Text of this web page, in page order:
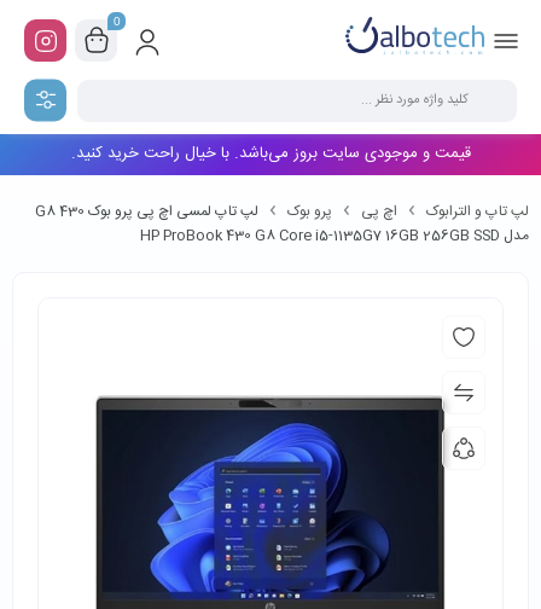
0
قیمت و موجودی سایت بروز می‌باشد. با خیال راحت خرید کنید.
لپ تاپ و الترابوک اچ پی پرو بوک
لپ تاپ لمسی اچ پی پرو بوک 430 G8
مدل HP ProBook 430 G8 Core i5-1135G7 16GB 256GB SSD